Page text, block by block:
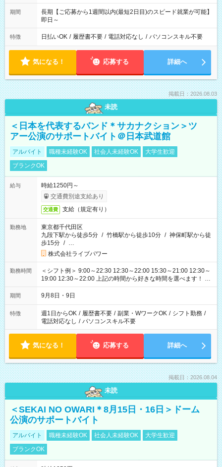
期間
長期【ご応募から1週間以内(最短2日目)のスピード就業が可能】
即日～
特徴 日払いOK / 履歴書不要 / 電話対応なし / パソコンスキル不要
気になる！ 応募する 詳細へ
掲載日：2026.08.03
未読
＜日本を代表するバンド＊サカナクション＞ツ
アー公演のサポートバイト＠日本武道館
アルバイト 職種未経験OK 社会人未経験OK
大学生歓迎
ブランクOK
給与
時給1250円～
交通費別途支給あり
交通費 支給（規定有り）
勤務地
東京都千代田区
九段下駅から徒歩5分 / 竹橋駅から徒歩10分 / 神保町駅から徒
歩15分 / …
株式会社ライブパワー
勤務時間
＜シフト例＞ 9:00～22:30 12:30～22:00 15:30～21:00 12:30～
19:00 12:30～22:00 上記の時間から好きな時間を選べます！ ※
時間は変更となる可能性があります
期間 9月8日・9日
特徴 週1日からOK / 履歴書不要 / 副業・WワークOK / シフト勤務 /
電話対応なし / パソコンスキル不要
気になる！ 応募する 詳細へ
掲載日：2026.08.04
未読
＜SEKAI NO OWARI＊8月15日・16日＞ドーム
公演のサポートバイト
アルバイト 職種未経験OK 社会人未経験OK
大学生歓迎
ブランクOK